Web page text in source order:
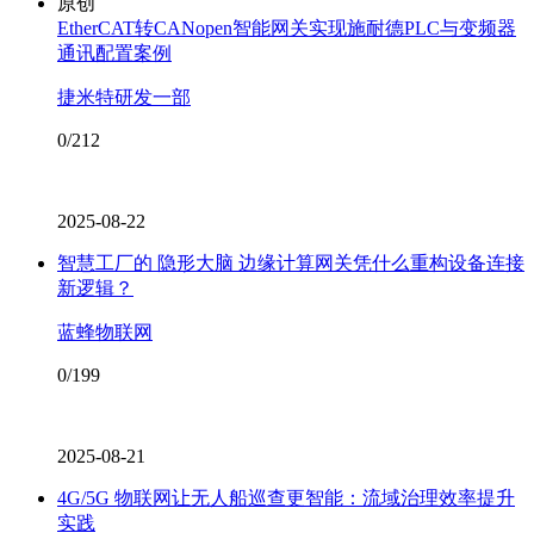
EtherCAT转CANopen智能网关实现施耐德PLC与变频器
通讯配置案例
捷米特研发一部
0/212
2025-08-22
智慧工厂的 隐形大脑 边缘计算网关凭什么重构设备连接
新逻辑？
蓝蜂物联网
0/199
2025-08-21
4G/5G 物联网让无人船巡查更智能：流域治理效率提升
实践